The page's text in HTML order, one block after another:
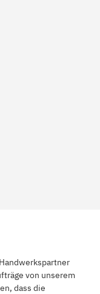
von unserem
dass die